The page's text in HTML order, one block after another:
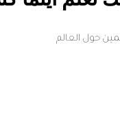
حول العالم